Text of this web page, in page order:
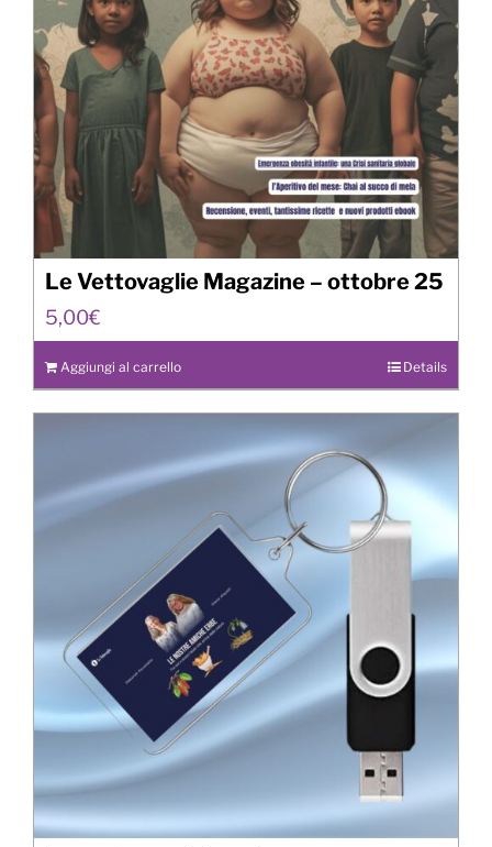
Le Vettovaglie Magazine – ottobre 25
5,00€
Aggiungi al carrello Details